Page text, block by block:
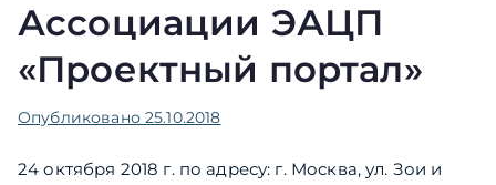
Ассоциации ЭАЦП
«Проектный портал»
Опубликовано 25.10.2018
24 октября 2018 г. по адресу: г. Москва, ул. Зои и